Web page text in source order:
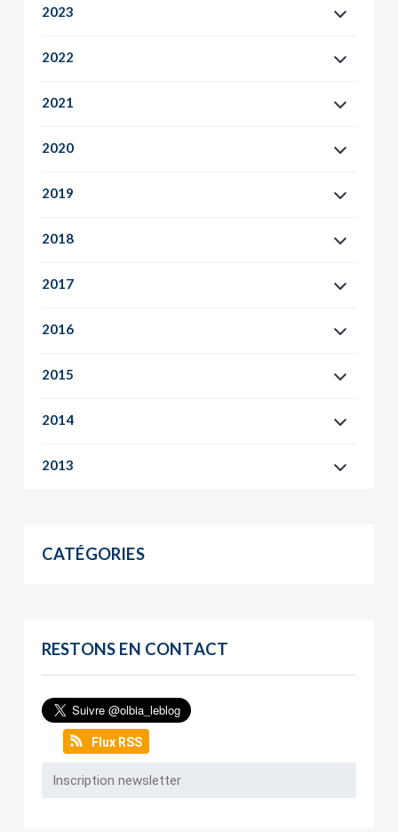
2023
2022
2021
2020
2019
2018
2017
2016
2015
2014
2013
CATÉGORIES
RESTONS EN CONTACT
Flux RSS